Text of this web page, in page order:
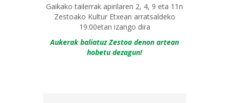
Gaikako tailerrak apirilaren 2, 4, 9 eta 11n
Zestoako Kultur Etxean arratsaldeko
19:00etan izango dira
Aukerak baliatuz Zestoa denon artean
hobetu dezagun!